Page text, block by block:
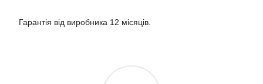
Гарантія від виробника 12 місяців.